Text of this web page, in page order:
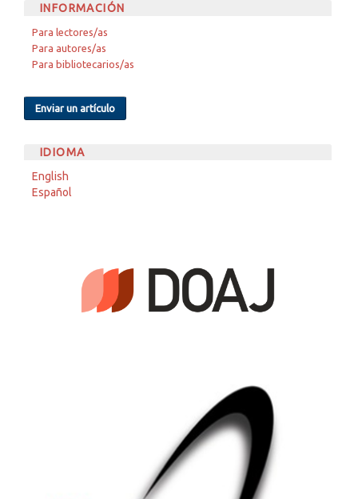
INFORMACIÓN
Para lectores/as
Para autores/as
Para bibliotecarios/as
Enviar un artículo
IDIOMA
English
Español